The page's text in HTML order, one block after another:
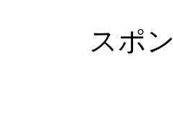
スポ